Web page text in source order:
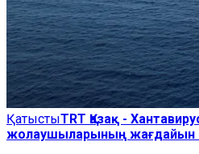
ҚатыстыTRT Қазақ -
жолаушыларының жағдайын